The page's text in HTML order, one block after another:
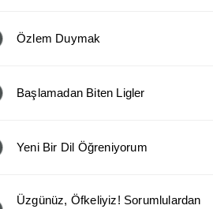
Özlem Duymak
Başlamadan Biten Ligler
Yeni Bir Dil Öğreniyorum
Üzgünüz, Öfkeliyiz! Sorumlulardan